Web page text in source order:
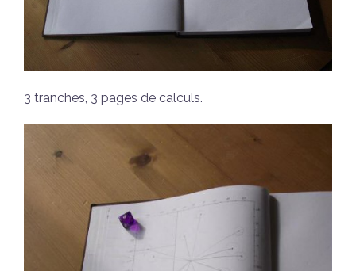
3 tranches, 3 pages de calculs.